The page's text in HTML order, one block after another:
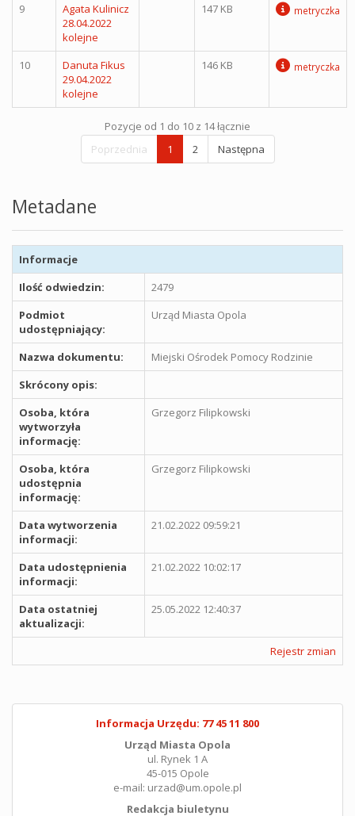
9
Agata Kulinicz
28.04.2022
kolejne
147 KB metryczka
10
Danuta Fikus
29.04.2022
kolejne
146 KB metryczka
Pozycje od 1 do 10 z 14 łącznie
Poprzednia
1 2 Następna
Metadane
Informacje
Ilość odwiedzin:
2479
Podmiot
udostępniający:
Urząd Miasta Opola
Nazwa dokumentu:
Miejski Ośrodek Pomocy Rodzinie
Skrócony opis:
Osoba, która
wytworzyła
informację:
Grzegorz Filipkowski
Osoba, która
udostępnia
informację:
Grzegorz Filipkowski
Data wytworzenia
informacji:
21.02.2022 09:59:21
Data udostępnienia
informacji:
21.02.2022 10:02:17
Data ostatniej
aktualizacji:
25.05.2022 12:40:37
Rejestr zmian
Informacja Urzędu: 77 45 11 800
Urząd Miasta Opola
ul. Rynek 1 A
45-015 Opole
e-mail: urzad@um.opole.pl
Redakcja biuletynu